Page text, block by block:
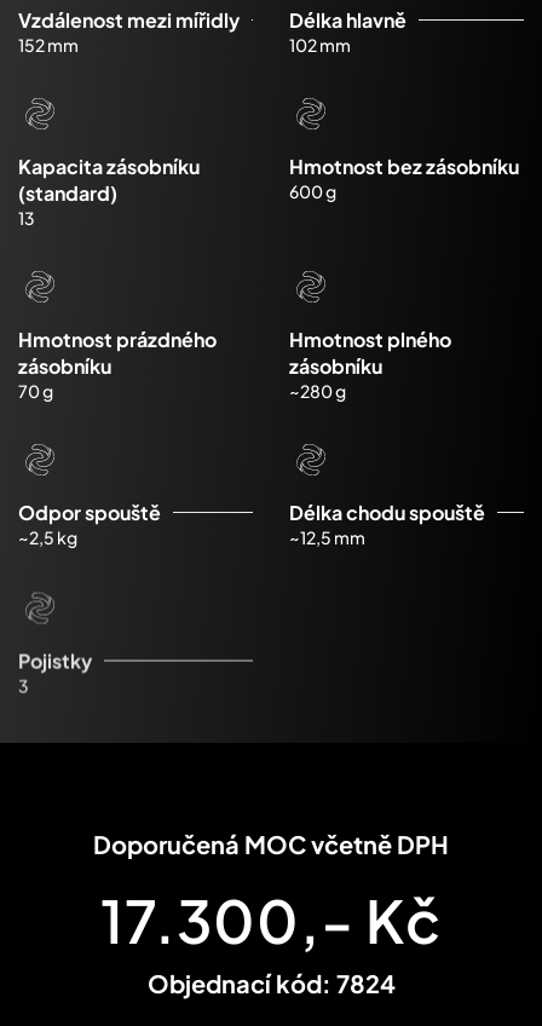
Vzdálenost mezi mířidly
152 mm
Délka hlavně
102 mm
Kapacita zásobníku
(standard)
13
Hmotnost bez zásobníku
600 g
Hmotnost prázdného
zásobníku
70 g
Hmotnost plného
zásobníku
~280 g
Odpor spouště
~2,5 kg
Délka chodu spouště
~12,5 mm
Pojistky
3
Doporučená MOC včetně DPH
17.300,- Kč
Objednací kód: 7824